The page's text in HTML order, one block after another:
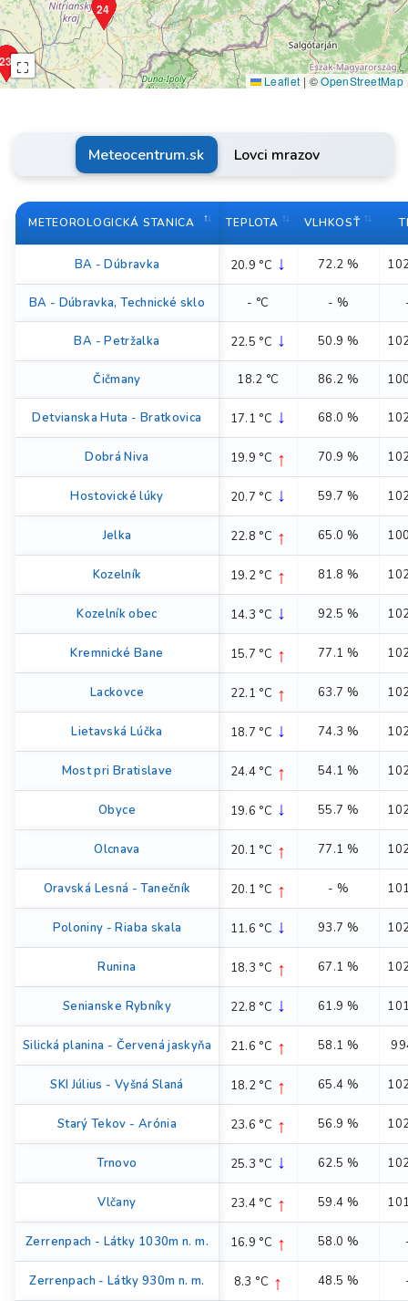
24
23 ⛶
Leaflet | ©OpenStreetMap
Meteocentrum.sk Lovci mrazov
METEOROLOGICKÁ STANICA TEPLOTA VLHKOSŤ
BA - Dúbravka 20.9 °C ↓ 72.2 %
BA - Dúbravka, Technické sklo - °C - %
BA - Petržalka 22.5 °C ↓ 50.9 %
Čičmany 18.2 °C 86.2 %
Detvianska Huta - Bratkovica 17.1 °C ↓ 68.0 %
Dobrá Niva 19.9 °C ↑ 70.9 %
Hostovické lúky 20.7 °C ↓ 59.7 %
Jelka 22.8 °C ↑ 65.0 %
Kozelník 19.2 °C ↑ 81.8 %
Kozelník obec 14.3 °C ↓ 92.5 %
Kremnické Bane 15.7 °C ↑ 77.1 %
Lackovce 22.1 °C ↑ 63.7 %
Lietavská Lúčka 18.7 °C ↓ 74.3 %
Most pri Bratislave 24.4 °C ↑ 54.1 %
Obyce 19.6 °C ↓ 55.7 %
Olcnava 20.1 °C ↑ 77.1 %
Oravská Lesná - Tanečník 20.1 °C ↑ - %
Poloniny - Riaba skala 11.6 °C ↓ 93.7 %
Runina 18.3 °C ↑ 67.1 %
Senianske Rybníky 22.8 °C ↓ 61.9 %
Silická planina - Červená jaskyňa 21.6 °C ↑ 58.1 %
SKI Július - Vyšná Slaná 18.2 °C ↑ 65.4 %
Starý Tekov - Arónia 23.6 °C ↑ 56.9 %
Trnovo 25.3 °C ↓ 62.5 %
Vlčany 23.4 °C ↑ 59.4 %
Zerrenpach - Látky 1030m n. m. 16.9 °C ↑ 58.0 %
Zerrenpach - Látky 930m n. m. 8.3 °C ↑ 48.5 %